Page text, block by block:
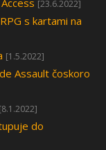
[23.6.2022]
s kartami na
[1.5.2022]
Assault čoskoro
[8.1.2022]
do